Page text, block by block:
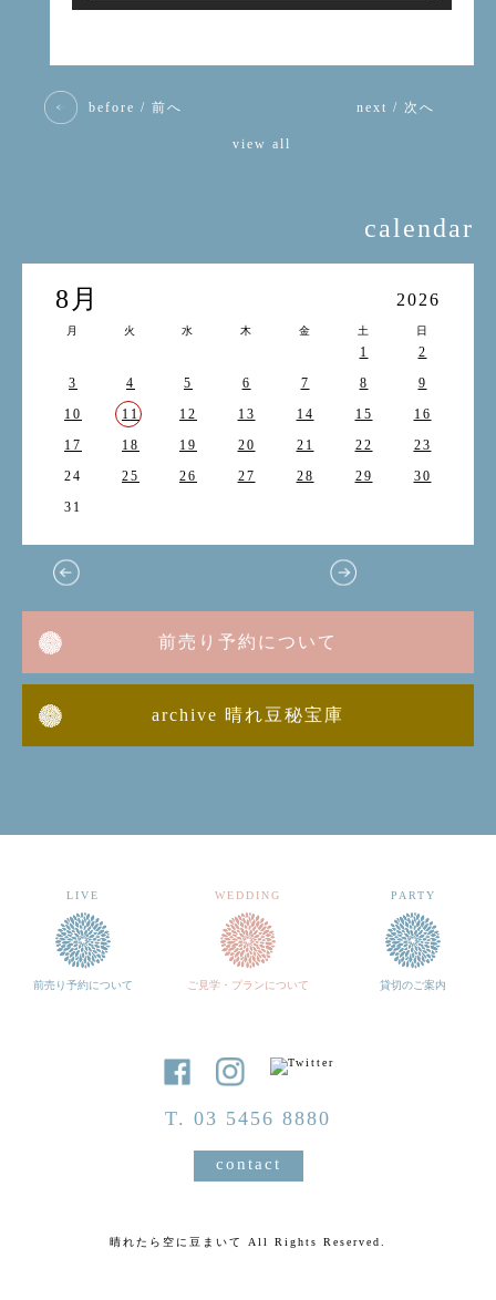
before / 前へ next / 次へ
view all
calendar
8月 2026
月 火 水 木 金 土 日
1
2
3
4 5 6 7 8
9
10
11 12 13 14 15
16
17
18 19 20 21 22
23
24
25 26 27 28 29
30
31
前売り予約について
archive 晴れ豆秘宝庫
LIVE
前売り予約について
WEDDING
ご見学・プランについて
PARTY
貸切のご案内
T. 03 5456 8880
contact
晴れたら空に豆まいて All Rights Reserved.